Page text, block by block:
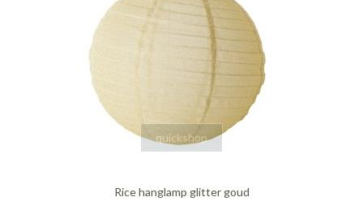
quickshop
Rice hanglamp glitter goud